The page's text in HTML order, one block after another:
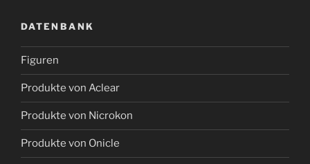
DATENBANK
Figuren
Produkte von Aclear
Produkte von Nicrokon
Produkte von Onicle